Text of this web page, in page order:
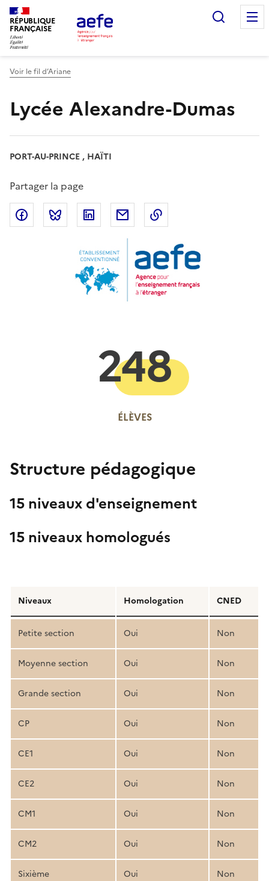
Aller
au
contenu
principal
RÉPUBLIQUE
FRANÇAISE
Voir le fil d’Ariane
Lycée Alexandre-Dumas
PORT-AU-PRINCE , HAÏTI
Partager la page
Partager sur Facebook
Partager sur Bluesky
Partager sur LinkedIn
Partager par email
ÉLÈVES
248
Structure pédagogique
15 niveaux d'enseignement
15 niveaux homologués
de
la
structure
pédagogique
Niveaux Homologation CNED
Petite section Oui Non
Moyenne section Oui Non
Grande section Oui Non
CP Oui Non
CE1 Oui Non
CE2 Oui Non
CM1 Oui Non
CM2 Oui Non
Sixième Oui Non